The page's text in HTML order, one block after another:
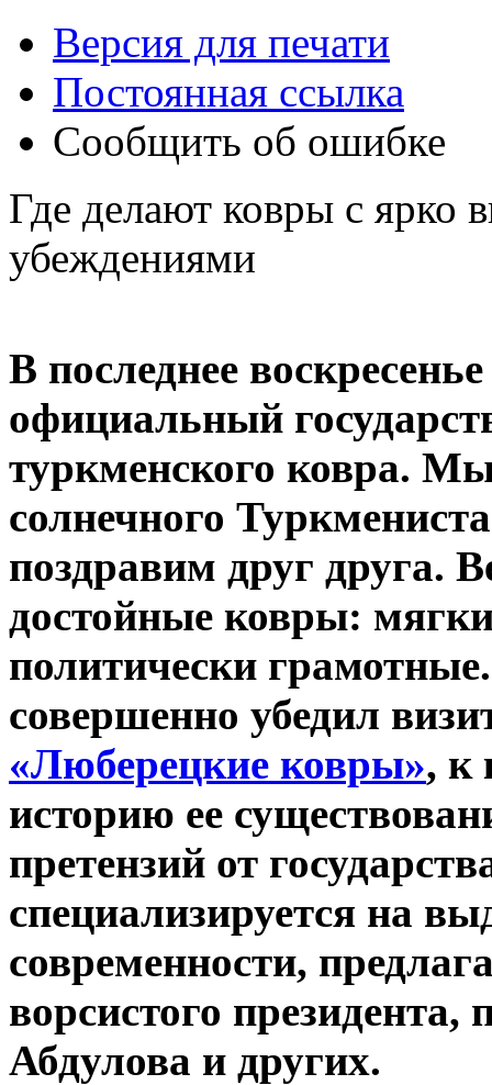
Версия для печати
Постоянная ссылка
Сообщить об ошибке
Где делают ковры с
убеждениями
В последнее
официальный
туркменского ковра.
солнечного
поздравим друг друга.
достойные ковры:
политически
совершенно убедил
«Люберецкие ковры», к
историю ее
претензий от
специализируется на
современности,
ворсистого
Абдулова и других.